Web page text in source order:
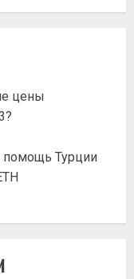
цены
помощь Турции